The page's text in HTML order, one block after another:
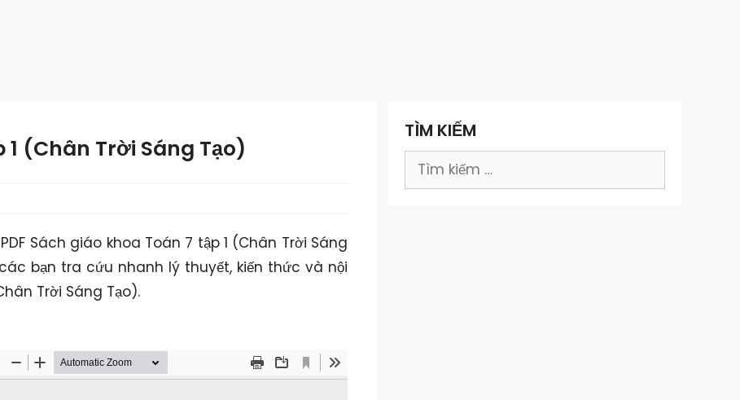
(Chân Trời Sáng Tạo)
Sách giáo khoa Toán 7 tập 1 (Chân Trời Sáng
bạn tra cứu nhanh lý thuyết, kiến thức và nội
Trời Sáng Tạo).
TÌM KIẾM
Tìm
kiếm